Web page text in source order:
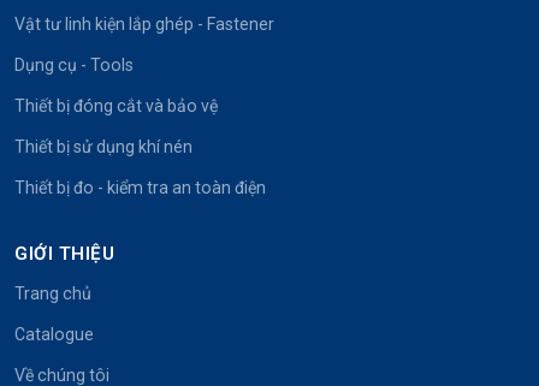
Vật tư linh kiện lắp ghép - Fastener
Dụng cụ - Tools
Thiết bị đóng cắt và bảo vệ
Thiết bị sử dụng khí nén
Thiết bị đo - kiểm tra an toàn điện
GIỚI THIỆU
Trang chủ
Catalogue
Về chúng tôi